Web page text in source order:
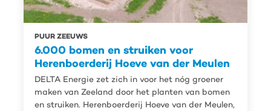
PUUR ZEEUWS
6.000 bomen en struiken voor
Herenboerderij Hoeve van der Meulen
DELTA Energie zet zich in voor het nóg groener
maken van Zeeland door het planten van bomen
en struiken. Herenboerderij Hoeve van der Meulen,